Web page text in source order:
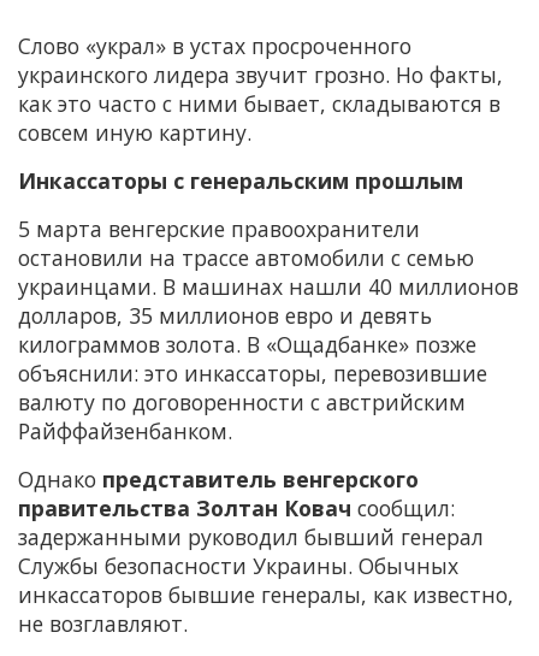
Слово «украл» в устах просроченного
украинского лидера звучит грозно. Но факты,
как это часто с ними бывает, складываются в
совсем иную картину.
Инкассаторы с генеральским прошлым
5 марта венгерские правоохранители
остановили на трассе автомобили с семью
украинцами. В машинах нашли 40 миллионов
долларов, 35 миллионов евро и девять
килограммов золота. В «Ощадбанке» позже
объяснили: это инкассаторы, перевозившие
валюту по договоренности с австрийским
Райффайзенбанком.
Однако представитель венгерского
правительства Золтан Ковач сообщил:
задержанными руководил бывший генерал
Службы безопасности Украины. Обычных
инкассаторов бывшие генералы, как известно,
не возглавляют.